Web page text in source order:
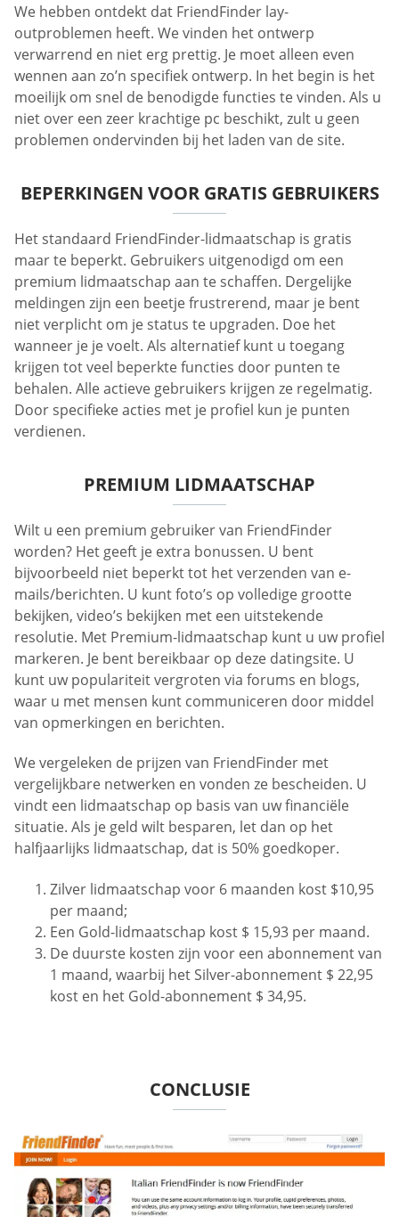
We hebben ontdekt dat FriendFinder lay-
outproblemen heeft. We vinden het ontwerp
verwarrend en niet erg prettig. Je moet alleen even
wennen aan zo’n specifiek ontwerp. In het begin is het
moeilijk om snel de benodigde functies te vinden. Als u
niet over een zeer krachtige pc beschikt, zult u geen
problemen ondervinden bij het laden van de site.
BEPERKINGEN VOOR GRATIS GEBRUIKERS
Het standaard FriendFinder-lidmaatschap is gratis
maar te beperkt. Gebruikers uitgenodigd om een
premium lidmaatschap aan te schaffen. Dergelijke
meldingen zijn een beetje frustrerend, maar je bent
niet verplicht om je status te upgraden. Doe het
wanneer je je voelt. Als alternatief kunt u toegang
krijgen tot veel beperkte functies door punten te
behalen. Alle actieve gebruikers krijgen ze regelmatig.
Door specifieke acties met je profiel kun je punten
verdienen.
PREMIUM LIDMAATSCHAP
Wilt u een premium gebruiker van FriendFinder
worden? Het geeft je extra bonussen. U bent
bijvoorbeeld niet beperkt tot het verzenden van e-
mails/berichten. U kunt foto’s op volledige grootte
bekijken, video’s bekijken met een uitstekende
resolutie. Met Premium-lidmaatschap kunt u uw profiel
markeren. Je bent bereikbaar op deze datingsite. U
kunt uw populariteit vergroten via forums en blogs,
waar u met mensen kunt communiceren door middel
van opmerkingen en berichten.
We vergeleken de prijzen van FriendFinder met
vergelijkbare netwerken en vonden ze bescheiden. U
vindt een lidmaatschap op basis van uw financiële
situatie. Als je geld wilt besparen, let dan op het
halfjaarlijks lidmaatschap, dat is 50% goedkoper.
Zilver lidmaatschap voor 6 maanden kost $10,95
per maand;
Een Gold-lidmaatschap kost $ 15,93 per maand.
De duurste kosten zijn voor een abonnement van
1 maand, waarbij het Silver-abonnement $ 22,95
kost en het Gold-abonnement $ 34,95.
CONCLUSIE